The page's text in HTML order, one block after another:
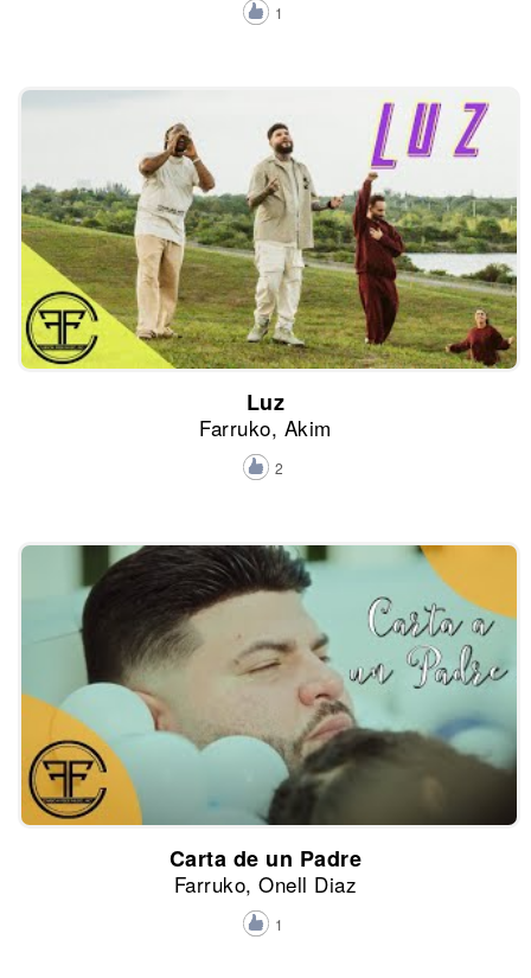
1
Luz
Farruko, Akim
2
Carta de un Padre
Farruko, Onell Diaz
1